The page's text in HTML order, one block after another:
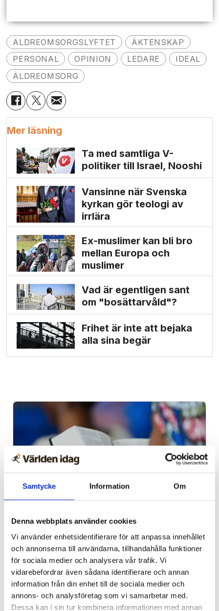
Samtycke Information Om
Denna webbplats använder cookies
Vi använder enhetsidentifierare för att anpassa innehållet
och annonserna till användarna, tillhandahålla funktioner
för sociala medier och analysera vår trafik. Vi
vidarebefordrar även sådana identifierare och annan
information från din enhet till de sociala medier och
annons- och analysföretag som vi samarbetar med.
Dessa kan i sin tur kombinera informationen med annan
ÄLDREOMSORGSLYFTET
ÄKTENSKAP
PERSONAL
OPINION LEDARE
IDEAL
ÄLDREOMSORG
Mer läsning
Ta med samtliga V-
politiker till Israel, Nooshi
Vansinne när Svenska
kyrkan gör teologi av
irrlära
Ex-muslimer kan bli bro
mellan Europa och
muslimer
Vad är egentligen sant
om "bosättarvåld"?
Frihet är inte att bejaka
alla sina begär
Afrika
Nigeriansk kvinna ville
slå världs­rekord – läste
Bibeln i 144 timmar